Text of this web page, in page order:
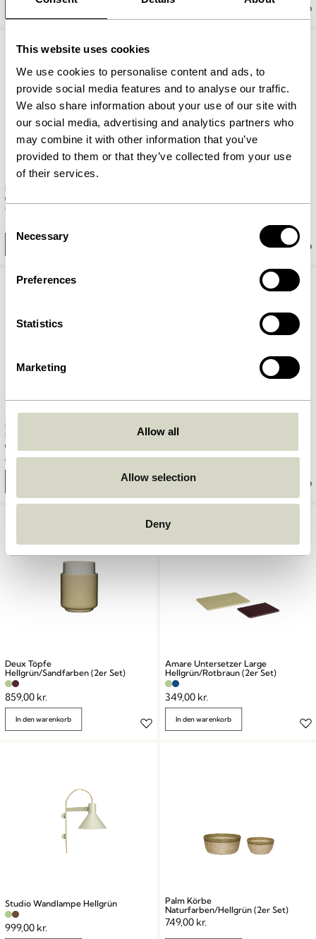
This website uses cookies
We use cookies to personalise content and ads, to
provide social media features and to analyse our traffic.
We also share information about your use of our site with
our social media, advertising and analytics partners who
may combine it with other information that you’ve
provided to them or that they’ve collected from your use
of their services.
Consent
Selection
Necessary
Preferences
Statistics
Marketing
Allow all
Allow selection
Deny
Kindred Kerzenhalter Hellgrün
(2er Set)
559,00
In den warenkorb
919,00kr.
Luminary Hängelampe
Blau/Hellgrün
619,00kr.
Satellite Wandlampe Hellgrün
In den warenkorb
Deux Töpfe
Hellgrün/Sandfarben (2er Set)
859,00 kr.
In den warenkorb
Amare Untersetzer Large
Hellgrün/Rotbraun (2er Set)
349,00 kr.
In den warenkorb
Studio Wandlampe Hellgrün
999,00 kr.
Palm Körbe
Naturfarben/Hellgrün (2er Set)
749,00 kr.